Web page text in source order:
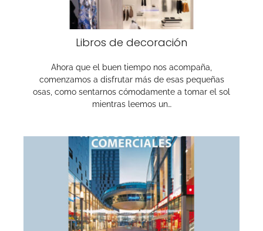
Libros de decoración
Ahora que el buen tiempo nos acompaña,
comenzamos a disfrutar más de esas pequeñas
osas, como sentarnos cómodamente a tomar el sol
mientras leemos un…